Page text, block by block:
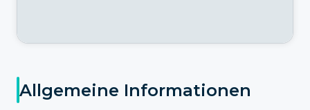
Allgemeine Informationen